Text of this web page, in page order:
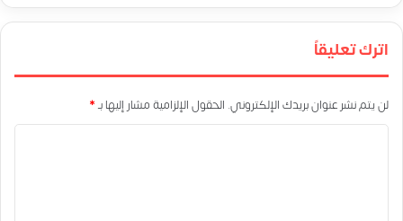
اترك تعليقاً
لن يتم نشر عنوان بريدك الإلكتروني. الحقول الإلزامية مشار إليها بـ*